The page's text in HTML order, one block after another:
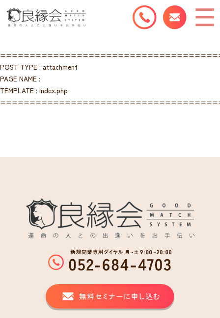
POST TYPE : attachment
PAGE NAME :
TEMPLATE : index.php